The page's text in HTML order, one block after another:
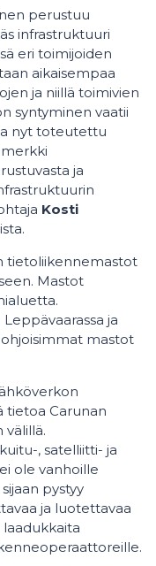
perustuu
infrastruktuuri
eri toimijoiden
aikaisempaa
ja niillä toimivien
syntyminen vaatii
nyt toteutettu
ja
Kosti
tietoliikennemastot
Mastot
ja
mastot
tietoa Carunan
välillä.
, satelliitti- ja
ole vanhoille
pystyy
ja luotettavaa